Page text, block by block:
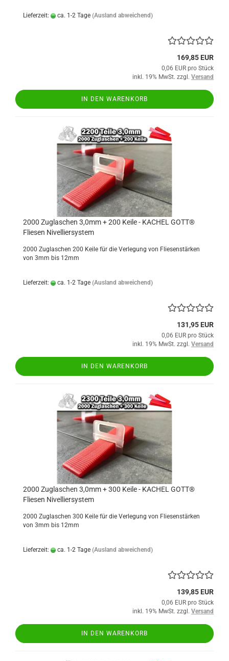
Lieferzeit: ca. 1-2 Tage (Ausland abweichend)
169,85 EUR
0,06 EUR pro Stück
inkl. 19% MwSt. zzgl. Versand
IN DEN WARENKORB
2000 Zuglaschen 3,0mm + 200 Keile - KACHEL GOTT®
Fliesen Nivelliersystem
2000 Zuglaschen 200 Keile für die Verlegung von Fliesenstärken
von 3mm bis 12mm
Lieferzeit: ca. 1-2 Tage (Ausland abweichend)
131,95 EUR
0,06 EUR pro Stück
inkl. 19% MwSt. zzgl. Versand
IN DEN WARENKORB
2000 Zuglaschen 3,0mm + 300 Keile - KACHEL GOTT®
Fliesen Nivelliersystem
2000 Zuglaschen 300 Keile für die Verlegung von Fliesenstärken
von 3mm bis 12mm
Lieferzeit: ca. 1-2 Tage (Ausland abweichend)
139,85 EUR
0,06 EUR pro Stück
inkl. 19% MwSt. zzgl. Versand
IN DEN WARENKORB